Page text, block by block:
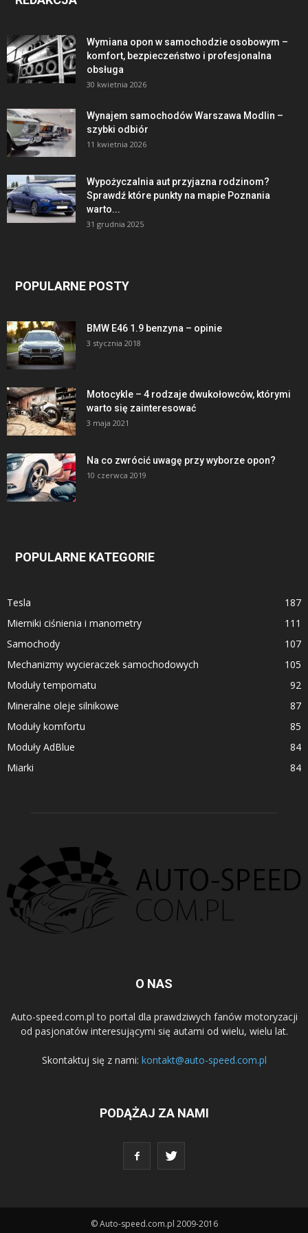
Wymiana opon w samochodzie osobowym –
komfort, bezpieczeństwo i profesjonalna
obsługa
30 kwietnia 2026
Wynajem samochodów Warszawa Modlin –
szybki odbiór
11 kwietnia 2026
Wypożyczalnia aut przyjazna rodzinom?
Sprawdź które punkty na mapie Poznania
warto...
31 grudnia 2025
POPULARNE POSTY
BMW E46 1.9 benzyna – opinie
3 stycznia 2018
Motocykle – 4 rodzaje dwukołowców, którymi
warto się zainteresować
3 maja 2021
Na co zwrócić uwagę przy wyborze opon?
10 czerwca 2019
POPULARNE KATEGORIE
Tesla
187
Mierniki ciśnienia i manometry
111
Samochody
107
Mechanizmy wycieraczek samochodowych
105
Moduły tempomatu
92
Mineralne oleje silnikowe
87
Moduły komfortu
85
Moduły AdBlue
84
Miarki
84
O NAS
Auto-speed.com.pl to portal dla prawdziwych fanów motoryzacji
od pasjonatów interesującymi się autami od wielu, wielu lat.
Skontaktuj się z nami: kontakt@auto-speed.com.pl
PODĄŻAJ ZA NAMI
© Auto-speed.com.pl 2009-2016